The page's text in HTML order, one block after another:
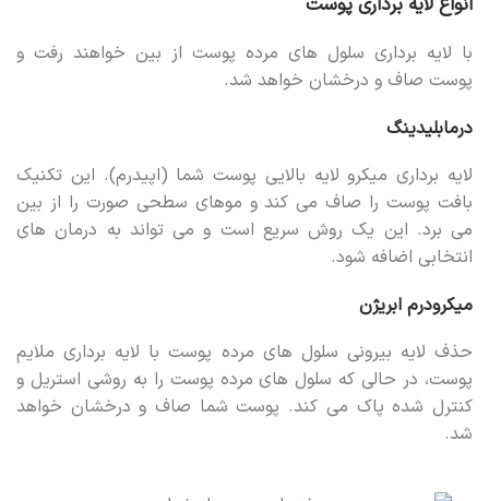
با لایه برداری سلول های مرده پوست از بین خواهند رفت و
پوست صاف و درخشان خواهد شد.
درمابلیدینگ
لایه برداری میکرو لایه بالایی پوست شما (اپیدرم). این تکنیک
بافت پوست را صاف می کند و موهای سطحی صورت را از بین
می برد. این یک روش سریع است و می تواند به درمان های
انتخابی اضافه شود.
میکرودرم ابریژن
حذف لایه بیرونی سلول های مرده پوست با لایه برداری ملایم
پوست، در حالی که سلول های مرده پوست را به روشی استریل و
کنترل شده پاک می کند. پوست شما صاف و درخشان خواهد
شد.